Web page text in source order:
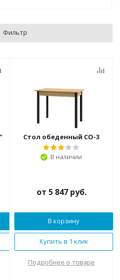
Фильтр
Стол обеденный СО-3
В наличии
от 5 847 руб.
В корзину
Купить в 1 клик
Подробнее о товаре